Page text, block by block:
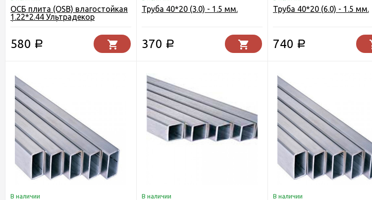
ОСБ плита (OSB) влагостойкая
1.22*2.44 Ультрадекор
(Кроношпан) Егорьевск 9 мм.
580 Р
Труба 40*20 (3.0) - 1.5 мм.
370 Р
Труба 40*20 (6.0) - 1.5 мм.
740 Р
В наличии В наличии В наличии